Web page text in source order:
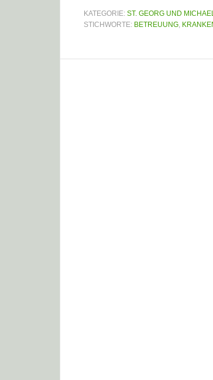
KATEGORIE: ST. GEORG UND
STICHWORTE: BETREUUNG,